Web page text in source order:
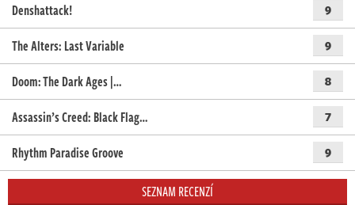
Denshattack! 9
The Alters: Last Variable 9
Doom: The Dark Ages |… 8
Assassin’s Creed: Black Flag… 7
Rhythm Paradise Groove 9
SEZNAM RECENZÍ